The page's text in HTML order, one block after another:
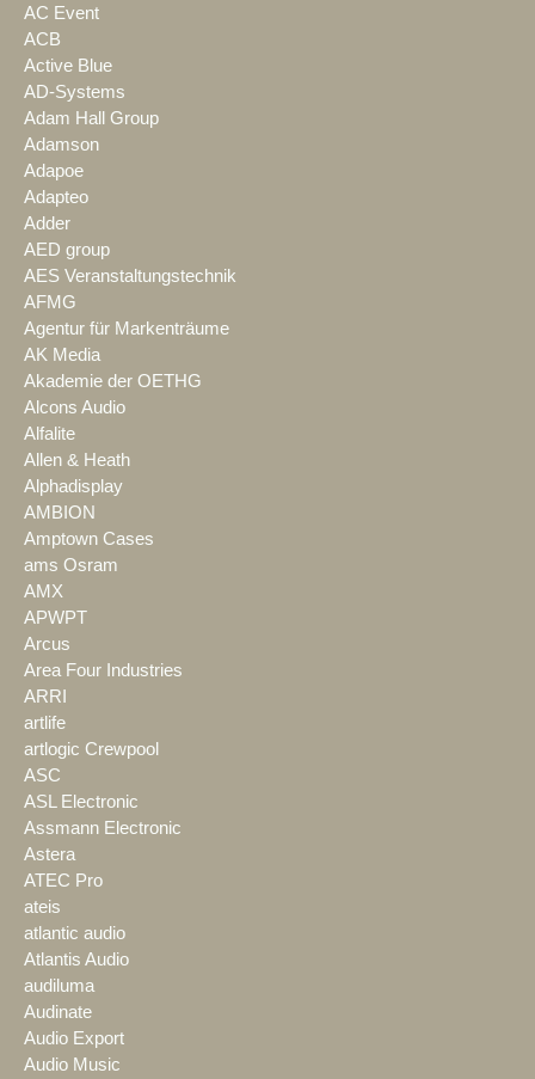
AC Event
ACB
Active Blue
AD-Systems
Adam Hall Group
Adamson
Adapoe
Adapteo
Adder
AED group
AES Veranstaltungstechnik
AFMG
Agentur für Markenträume
AK Media
Akademie der OETHG
Alcons Audio
Alfalite
Allen & Heath
Alphadisplay
AMBION
Amptown Cases
ams Osram
AMX
APWPT
Arcus
Area Four Industries
ARRI
artlife
artlogic Crewpool
ASC
ASL Electronic
Assmann Electronic
Astera
ATEC Pro
ateis
atlantic audio
Atlantis Audio
audiluma
Audinate
Audio Export
Audio Music